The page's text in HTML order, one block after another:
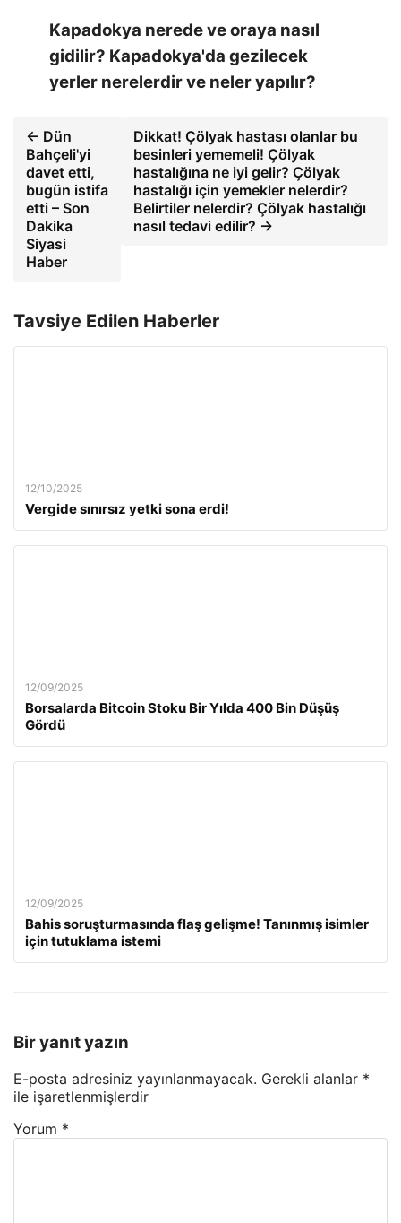
Kapadokya nerede ve oraya nasıl
gidilir? Kapadokya'da gezilecek
yerler nerelerdir ve neler yapılır?
← Dün
Bahçeli'yi
davet etti,
bugün istifa
etti – Son
Dakika
Siyasi
Haber
Dikkat! Çölyak hastası olanlar bu
besinleri yememeli! Çölyak
hastalığına ne iyi gelir? Çölyak
hastalığı için yemekler nelerdir?
Belirtiler nelerdir? Çölyak hastalığı
nasıl tedavi edilir? →
Tavsiye Edilen Haberler
12/10/2025
Vergide sınırsız yetki sona erdi!
12/09/2025
Borsalarda Bitcoin Stoku Bir Yılda 400 Bin Düşüş
Gördü
12/09/2025
Bahis soruşturmasında flaş gelişme! Tanınmış isimler
için tutuklama istemi
Bir yanıt yazın
E-posta adresiniz yayınlanmayacak. Gerekli alanlar *
ile işaretlenmişlerdir
Yorum *